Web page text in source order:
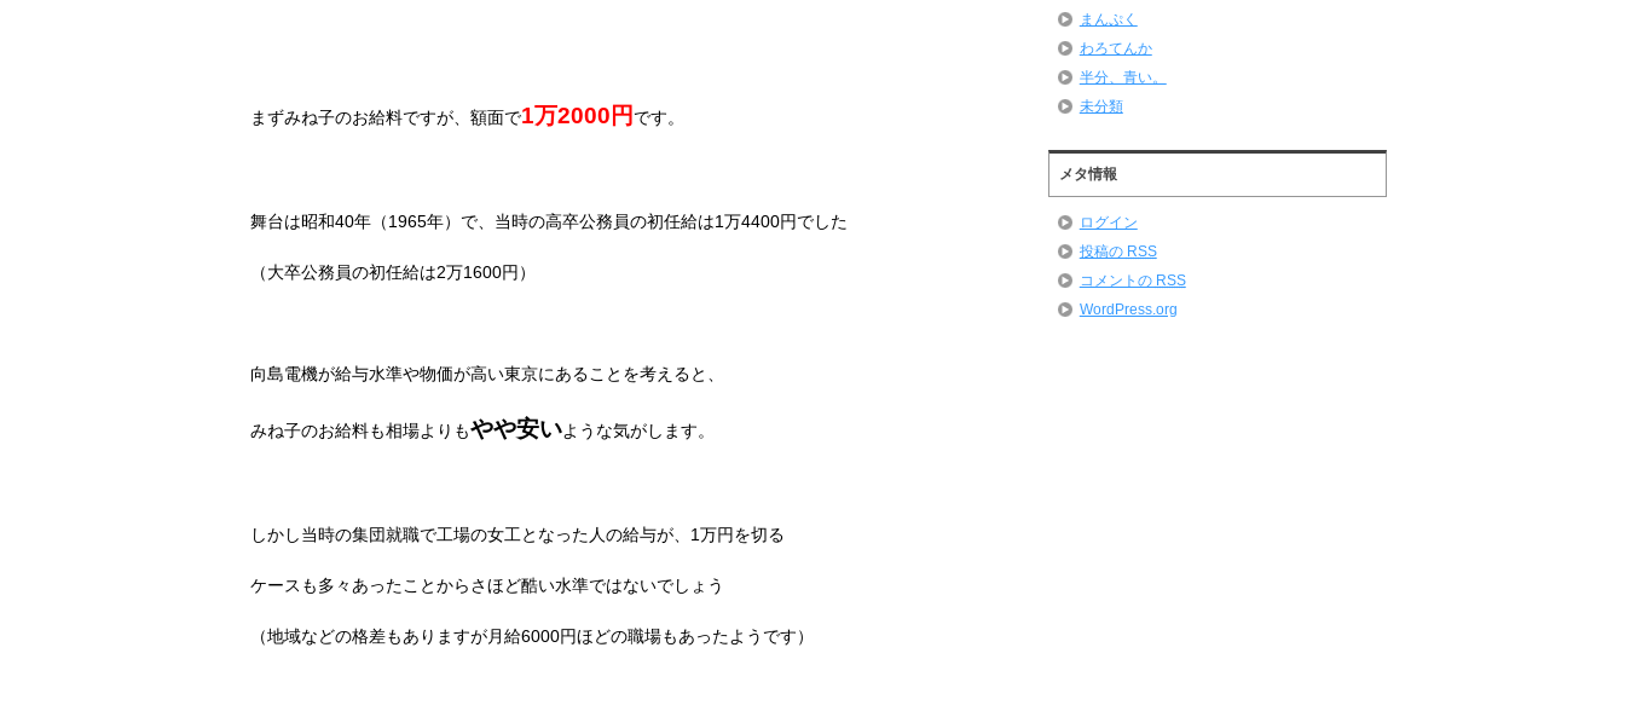
まずみね子のお給料ですが、額面で1万2000 円 です。
舞台は昭和40年（1965年）で、当時の高卒公務員の初任給は1万4400円でした
（大卒公務員の初任給は2万1600円）
向島電機が給与水準や物価が高い東京にあることを考えると、
みね子のお給料も相場よりもやや安いような気がします。
しかし当時の集団就職で工場の女工となった人の給与が、 1万円を切る
ケースも多々あったことからさほど酷い水準ではないでしょう
（地域などの格差もありますが月給6000円ほどの職場もあったようです）
まんぷく
わろてんか
半分、青い。
未分類
メタ情報
ログイン
投稿の RSS
コメントの RSS
WordPress.org